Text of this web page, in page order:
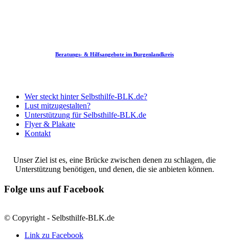
Beratungs- & Hilfsangebote im Burgenlandkreis
Wer steckt hinter Selbsthilfe-BLK.de?
Lust mitzugestalten?
Unterstützung für Selbsthilfe-BLK.de
Flyer & Plakate
Kontakt
Unser Ziel ist es, eine Brücke zwischen denen zu schlagen, die
Unterstützung benötigen, und denen, die sie anbieten können.
Folge uns auf Facebook
© Copyright - Selbsthilfe-BLK.de
Link zu Facebook